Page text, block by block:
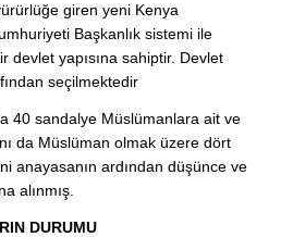
giren yeni Kenya
Başkanlık sistemi ile
devlet yapısına sahiptir. Devlet
seçilmektedir
40 sandalye Müslümanlara ait ve
da Müslüman olmak üzere dört
anayasanın ardından düşünce ve
alınmış.
DURUMU